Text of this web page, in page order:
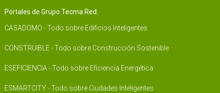
Portales de Grupo Tecma Red:
CASADOMO - Todo sobre Edificios Inteligentes
CONSTRUIBLE - Todo sobre Construcción Sostenible
ESEFICIENCIA - Todo sobre Eficiencia Energética
ESMARTCITY - Todo sobre Ciudades Inteligentes